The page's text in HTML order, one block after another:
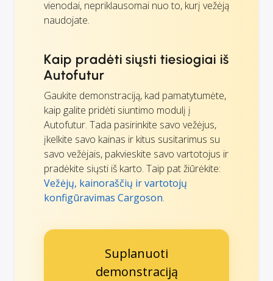
vienodai, nepriklausomai nuo to, kurį vežėją
naudojate.
Kaip pradėti siųsti tiesiogiai iš
Autofutur
Gaukite demonstraciją, kad pamatytumėte,
kaip galite pridėti siuntimo modulį į
Autofutur. Tada pasirinkite savo vežėjus,
įkelkite savo kainas ir kitus susitarimus su
savo vežėjais, pakvieskite savo vartotojus ir
pradėkite siųsti iš karto. Taip pat žiūrėkite:
Vežėjų, kainoraščių ir vartotojų
konfigūravimas Cargoson.
Suplanuoti
demonstraciją